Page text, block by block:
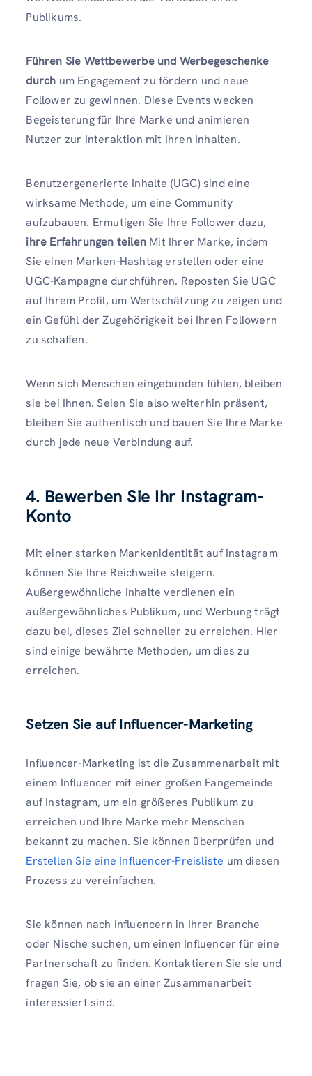
Publikums.
Führen Sie Wettbewerbe und Werbegeschenke
durch um Engagement zu fördern und neue
Follower zu gewinnen. Diese Events wecken
Begeisterung für Ihre Marke und animieren
Nutzer zur Interaktion mit Ihren Inhalten.
Benutzergenerierte Inhalte (UGC) sind eine
wirksame Methode, um eine Community
aufzubauen. Ermutigen Sie Ihre Follower dazu,
ihre Erfahrungen teilen Mit Ihrer Marke, indem
Sie einen Marken-Hashtag erstellen oder eine
UGC-Kampagne durchführen. Reposten Sie UGC
auf Ihrem Profil, um Wertschätzung zu zeigen und
ein Gefühl der Zugehörigkeit bei Ihren Followern
zu schaffen.
Wenn sich Menschen eingebunden fühlen, bleiben
sie bei Ihnen. Seien Sie also weiterhin präsent,
bleiben Sie authentisch und bauen Sie Ihre Marke
durch jede neue Verbindung auf.
4. Bewerben Sie Ihr Instagram-
Konto
Mit einer starken Markenidentität auf Instagram
können Sie Ihre Reichweite steigern.
Außergewöhnliche Inhalte verdienen ein
außergewöhnliches Publikum, und Werbung trägt
dazu bei, dieses Ziel schneller zu erreichen. Hier
sind einige bewährte Methoden, um dies zu
erreichen.
Setzen Sie auf Influencer-Marketing
Influencer-Marketing ist die Zusammenarbeit mit
einem Influencer mit einer großen Fangemeinde
auf Instagram, um ein größeres Publikum zu
erreichen und Ihre Marke mehr Menschen
bekannt zu machen. Sie können überprüfen und
Erstellen Sie eine Influencer-Preisliste um diesen
Prozess zu vereinfachen.
Sie können nach Influencern in Ihrer Branche
oder Nische suchen, um einen Influencer für eine
Partnerschaft zu finden. Kontaktieren Sie sie und
fragen Sie, ob sie an einer Zusammenarbeit
interessiert sind.